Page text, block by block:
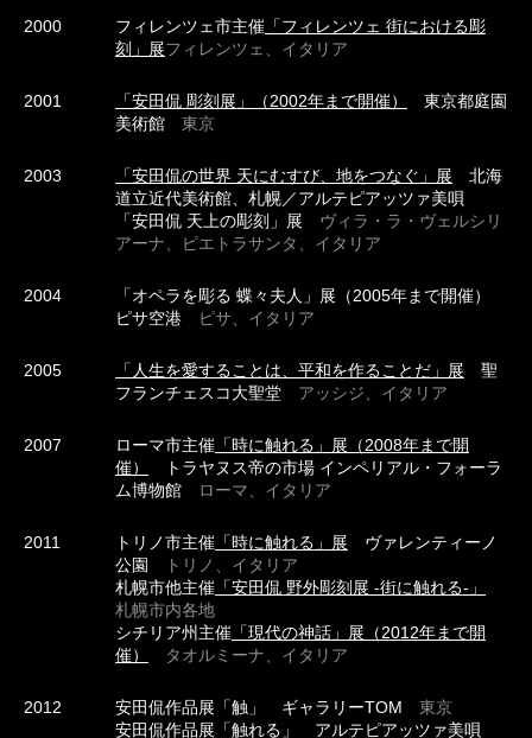
2000 フィレンツェ市主催「フィレンツェ 街における彫
刻」展フィレンツェ、イタリア
2001 「安田侃 彫刻展」（2002年まで開催）
東京都庭園
美術館 東京
2003 「安田侃の世界 天にむすび、地をつなぐ」展 北海
道立近代美術館、札幌／アルテピアッツァ美唄
「安田侃 天上の彫刻」展 ヴィラ・ラ・ヴェルシリ
アーナ、ピエトラサンタ、イタリア
2004
「オペラを彫る 蝶々夫人」展（2005年まで開催）
ピサ空港
ピサ、イタリア
2005 「人生を愛することは、平和を作ることだ」展 聖
フランチェスコ大聖堂 アッシジ、イタリア
2007 ローマ市主催「時に触れる」展（2008年まで開
催）
トラヤヌス帝の市場 インペリアル・フォーラ
ム博物館
ローマ、イタリア
2011 トリノ市主催「時に触れる」展 ヴァレンティーノ
公園
トリノ、イタリア
札幌市他主催「安田侃 野外彫刻展 -街に触れる-」
札幌市内各地
シチリア州主催「現代の神話」展（2012年まで開
催）
タオルミーナ、イタリア
2012 安田侃作品展「触」 ギャラリーTOM 東京
安田侃作品展「触れる」 アルテピアッツァ美唄